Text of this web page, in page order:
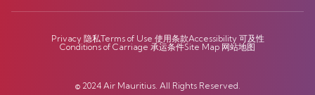
Privacy 隐私Terms of Use 使用条款Accessibility 可及性
Conditions of Carriage 承运条件Site Map 网站地图
© 2024 Air Mauritius. All Rights Reserved.